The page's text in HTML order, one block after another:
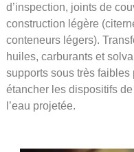
d’inspection, joints de
construction légère
conteneurs légers).
huiles, carburants et
supports sous très
étancher les dispositifs
l’eau projetée.